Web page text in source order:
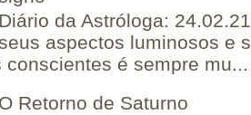
Diário da Astróloga:
aspectos luminosos e
é sempre mu...
O Retorno de Saturno